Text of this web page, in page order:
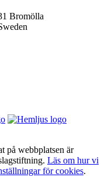
Bromölla
på webbplatsen är
Läs om hur vi
för cookies.